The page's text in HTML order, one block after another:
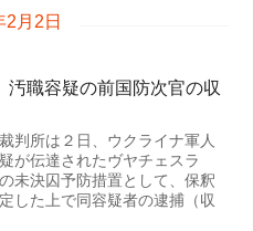
2月2日
汚職容疑の前国防次官の収
判所は２日、ウクライナ軍人
が伝達されたヴヤチェスラ
未決囚予防措置として、保釈
した上で同容疑者の逮捕（収